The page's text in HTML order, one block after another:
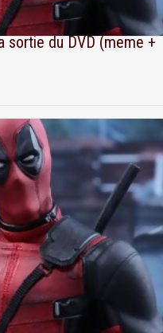
sortie du DVD (meme +